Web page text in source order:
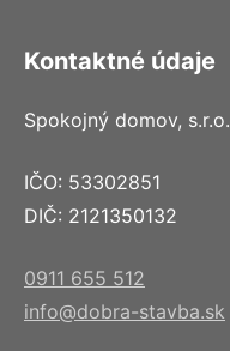
Kontaktné údaje
Spokojný domov, s.r.o.
IČO: 53302851
DIČ: 2121350132
0911 655 512
info@dobra-stavba.sk